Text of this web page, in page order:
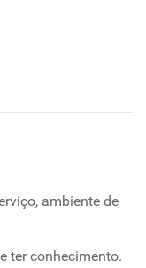
ambiente de
ter conhecimento.